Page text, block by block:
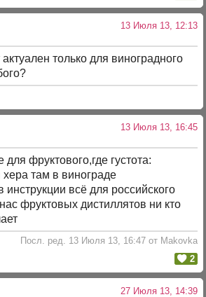
13 Июля 13, 12:13
только для виноградного
13 Июля 13, 16:45
для фруктового,где густота:
хера там в винограде
инструкции всё для российского
фруктовых дистиллятов ни кто
Посл. ред. 13 Июля 13, 16:47 от Makovka
2
27 Июля 13, 14:39